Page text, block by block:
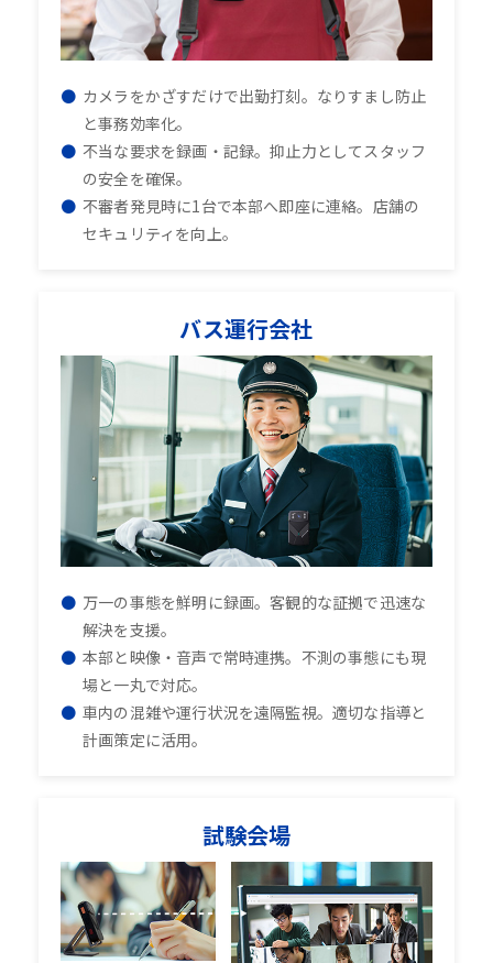
カメラをかざすだけで出勤打刻。なりすまし防止
と事務効率化。
不当な要求を録画・記録。抑止力としてスタッフ
の安全を確保。
不審者発見時に1台で本部へ即座に連絡。店舗の
セキュリティを向上。
バス運行会社
万一の事態を鮮明に録画。客観的な証拠で迅速な
解決を支援。
本部と映像・音声で常時連携。不測の事態にも現
場と一丸で対応。
車内の混雑や運行状況を遠隔監視。適切な指導と
計画策定に活用。
試験会場